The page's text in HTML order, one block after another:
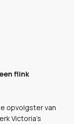
flink
opvolgster van
Victoria’s